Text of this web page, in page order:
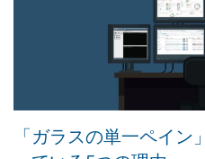
「ガラスの単一ペイ